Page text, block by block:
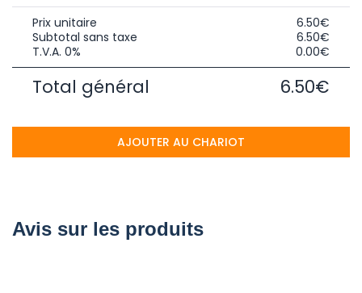
Avis sur les produits
Prix unitaire
6.50€
Subtotal sans taxe
6.50€
T.V.A. 0%
0.00€
Total général 6.50€
AJOUTER AU CHARIOT